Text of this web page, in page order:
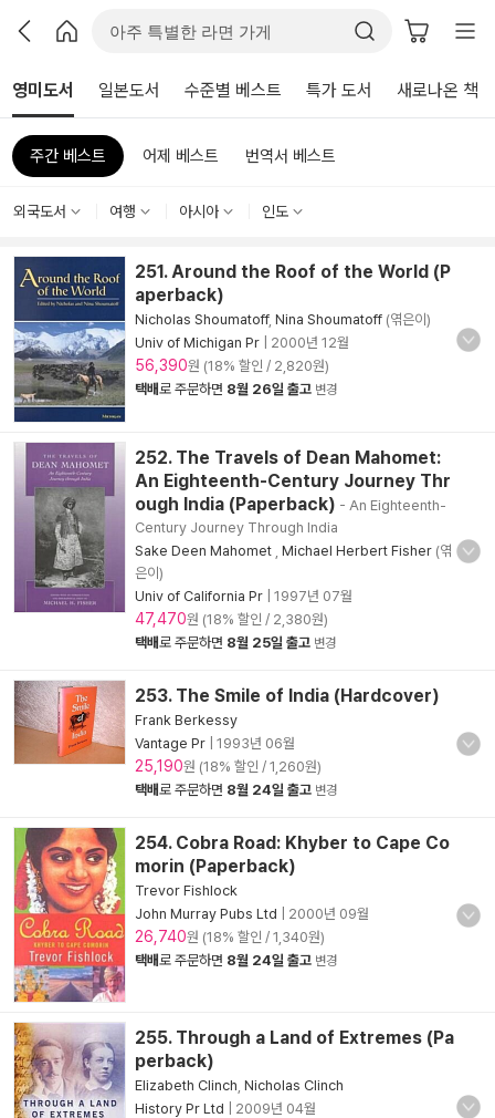
영미도서 일본도서 수준별 베스트 특가 도서 새로나온 책
주간 베스트 어제 베스트 번역서 베스트
외국도서 여행 아시아 인도
251. Around the Roof of the World (P
aperback)
Nicholas Shoumatoff, Nina Shoumatoff (엮은이)
Univ of Michigan Pr
2000년 12월
56,390원 (18% 할인 / 2,820원)
택배로 주문하면 8월 26일 출고 변경
252. The Travels of Dean Mahomet:
An Eighteenth-Century Journey Thr
ough India (Paperback) - An Eighteenth-
Century Journey Through India
Sake Deen Mahomet Michael Herbert Fisher (엮
은이)
Univ of California Pr
1997년 07월
47,470원 (18% 할인 / 2,380원)
택배로 주문하면 8월 25일 출고 변경
253. The Smile of India (Hardcover)
Frank Berkessy
Vantage Pr
1993년 06월
25,190원 (18% 할인 / 1,260원)
택배로 주문하면 8월 24일 출고 변경
254. Cobra Road: Khyber to Cape Co
morin (Paperback)
Trevor Fishlock
John Murray Pubs Ltd
2000년 09월
26,740원 (18% 할인 / 1,340원)
택배로 주문하면 8월 24일 출고 변경
255. Through a Land of Extremes (Pa
perback)
Elizabeth Clinch Nicholas Clinch
History Pr Ltd
2009년 04월